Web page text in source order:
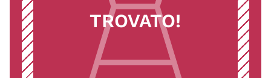
TROVATO!